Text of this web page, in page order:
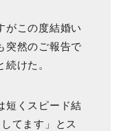
がこの度結婚い
突然のご報告で
けた。
短くスピード結
てます」とス